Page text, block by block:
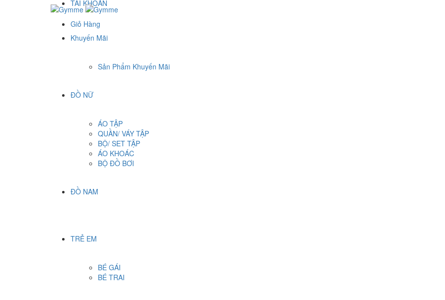
TÀI KHOẢN
Giỏ Hàng
Khuyến Mãi
Sản Phẩm Khuyến Mãi
ĐỒ NỮ
ÁO TẬP
QUẦN/ VÁY TẬP
BỘ/ SET TẬP
ÁO KHOÁC
BỘ ĐỒ BƠI
ĐỒ NAM
TRẺ EM
BÉ GÁI
BÉ TRAI